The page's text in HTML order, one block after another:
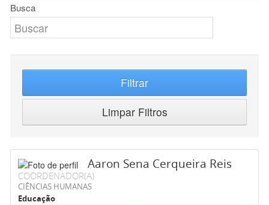
Busca
Filtrar
Limpar Filtros
Aaron Sena Cerqueira Reis
COORDENADOR(A)
CIÊNCIAS HUMANAS
Educação